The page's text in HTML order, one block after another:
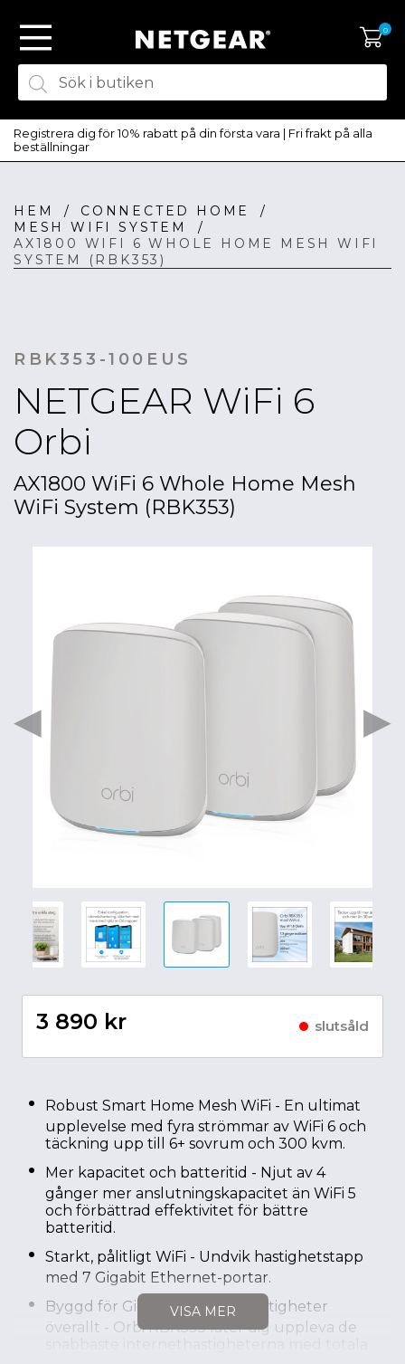
SKAPA KONTO
LOGGA IN
0
Registrera dig för 10% rabatt på din första vara | Fri frakt på alla
beställningar
HEM / CONNECTED HOME
/
MESH WIFI SYSTEM
/
AX1800 WIFI 6 WHOLE HOME MESH WIFI
SYSTEM (RBK353)
RBK353-100EUS
NETGEAR WiFi 6
Orbi
AX1800 WiFi 6 Whole Home Mesh
WiFi System (RBK353)
3 890 kr slutsåld
Robust Smart Home Mesh WiFi - En ultimat
upplevelse med fyra strömmar av WiFi 6 och
täckning upp till 6+ sovrum och 300 kvm.
Mer kapacitet och batteritid - Njut av 4
gånger mer anslutningskapacitet än WiFi 5
och förbättrad effektivitet för bättre
batteritid.
Starkt, pålitligt WiFi - Undvik hastighetstapp
med 7 Gigabit Ethernet-portar.
Byggd för Gigabit Internet-hastigheter
överallt - Orbi RBK353 låter dig uppleva de
VISA MER